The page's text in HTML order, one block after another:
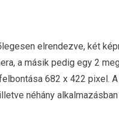
elrendezve, két
a másik pedig egy 2
682 x 422 pixel.
néhány